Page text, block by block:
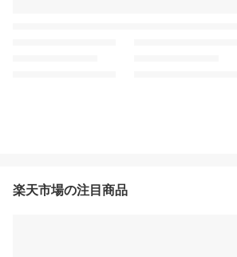
楽天市場の注目商品